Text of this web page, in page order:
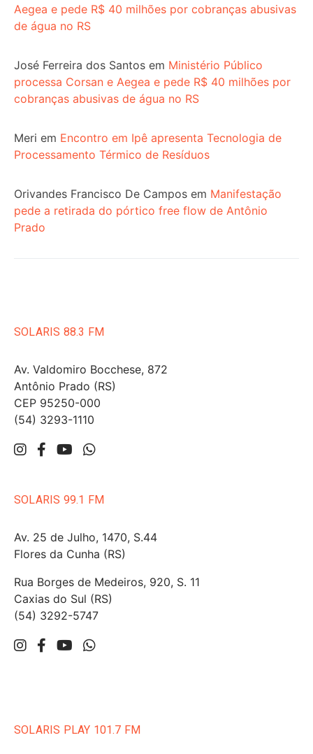
Aegea e pede R$ 40 milhões por cobranças abusivas
de água no RS
José Ferreira dos Santos em Ministério Público
processa Corsan e Aegea e pede R$ 40 milhões por
cobranças abusivas de água no RS
Meri em Encontro em Ipê apresenta Tecnologia de
Processamento Térmico de Resíduos
Orivandes Francisco De Campos em Manifestação
pede a retirada do pórtico free flow de Antônio
Prado
SOLARIS 88.3 FM
Av. Valdomiro Bocchese, 872
Antônio Prado (RS)
CEP 95250-000
(54) 3293-1110
SOLARIS 99.1 FM
Av. 25 de Julho, 1470, S.44
Flores da Cunha (RS)
Rua Borges de Medeiros, 920, S. 11
Caxias do Sul (RS)
(54) 3292-5747
SOLARIS PLAY 101.7 FM